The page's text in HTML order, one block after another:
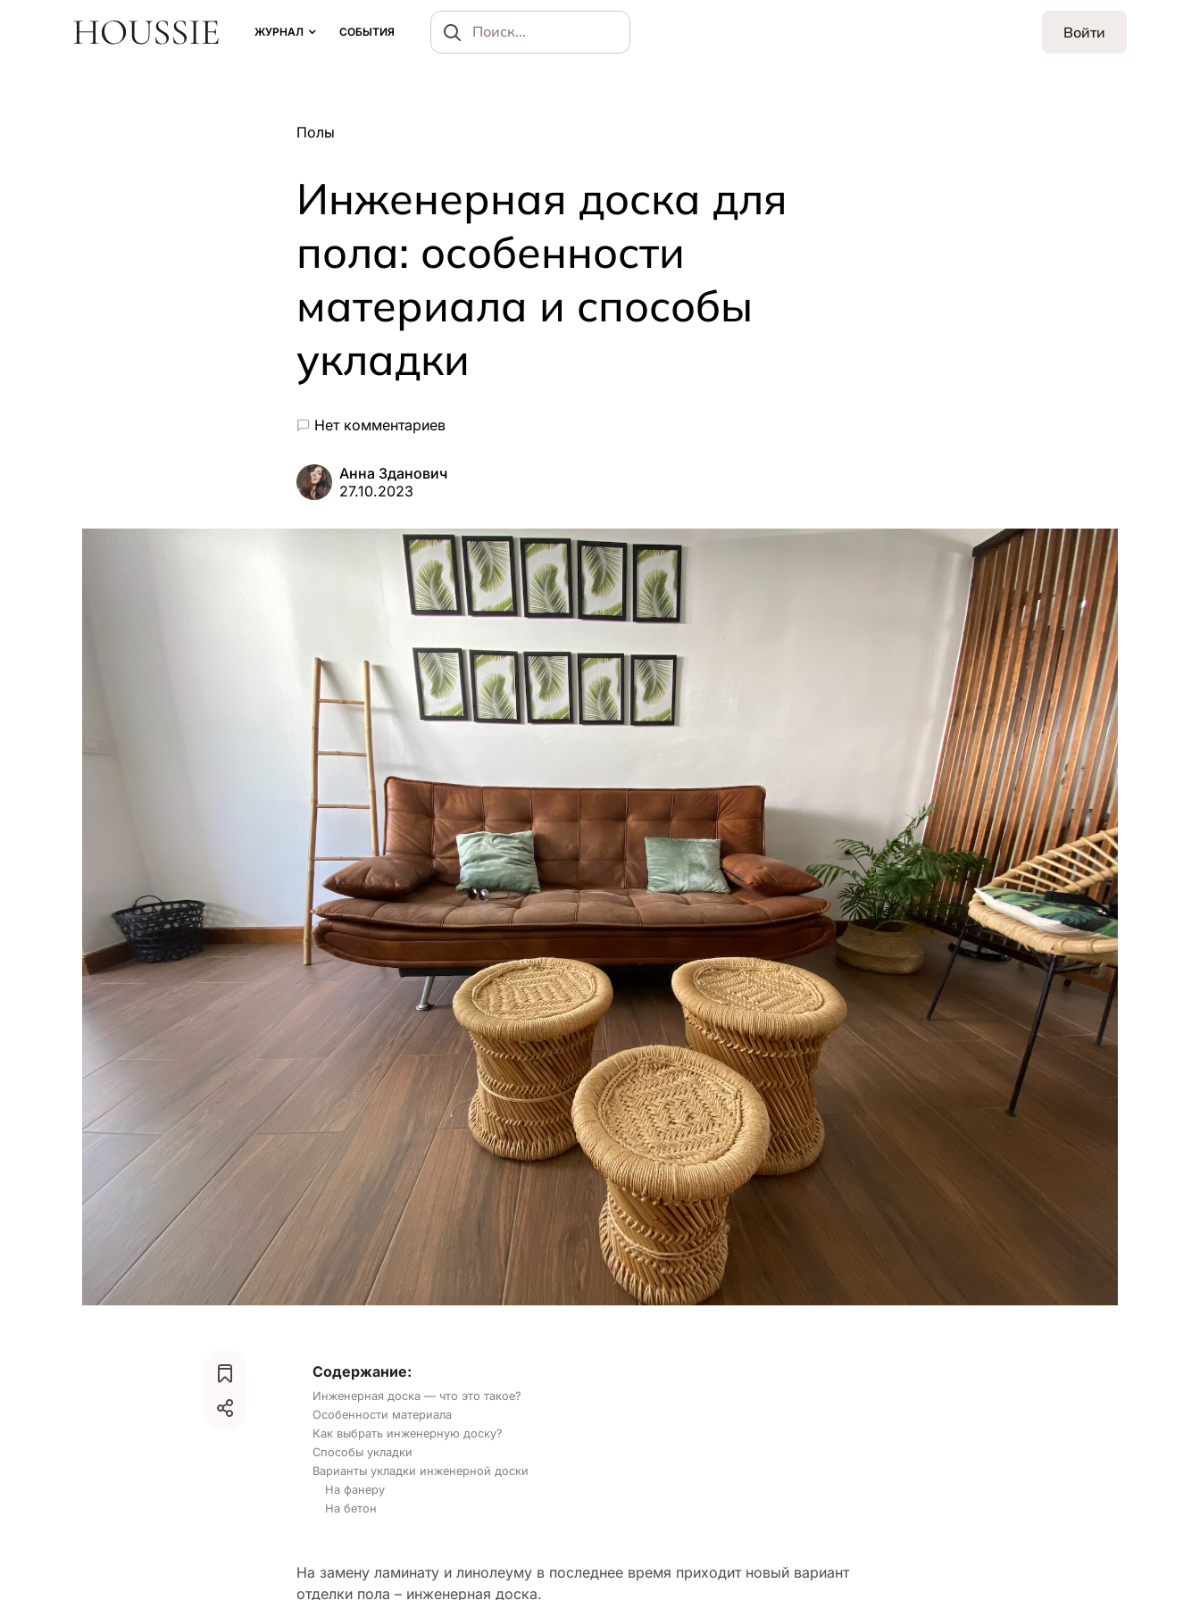
ЖУРНАЛ СОБЫТИЯ
Найти
Войти
Полы
Инженерная доска для
пола: особенности
материала и способы
укладки
Нет комментариев
Анна Зданович
27.10.2023
Содержание:
Инженерная доска — что это такое?
Особенности материала
Как выбрать инженерную доску?
Способы укладки
Варианты укладки инженерной доски
На фанеру
На бетон
На замену ламинату и линолеуму в последнее время приходит новый вариант
отделки пола – инженерная доска.